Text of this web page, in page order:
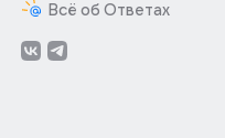
Всё об Ответах